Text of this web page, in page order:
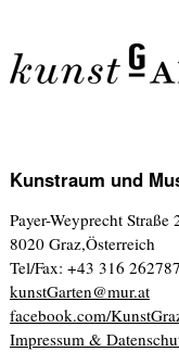
Kunstraum und
Payer-Weyprecht Straße
8020 Graz,Österreich
Tel/Fax: +43 316 262787
kunstGarten@mur.at
facebook.com/
Impressum &